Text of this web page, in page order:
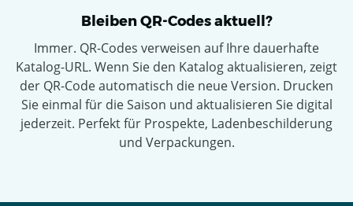
Bleiben QR-Codes aktuell?
Immer. QR-Codes verweisen auf Ihre dauerhafte
Katalog-URL. Wenn Sie den Katalog aktualisieren, zeigt
der QR-Code automatisch die neue Version. Drucken
Sie einmal für die Saison und aktualisieren Sie digital
jederzeit. Perfekt für Prospekte, Ladenbeschilderung
und Verpackungen.